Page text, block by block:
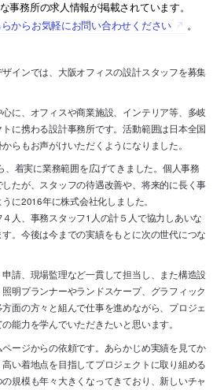
事務所の求人情報が掲載されています。
からお気軽にお問い合わせください
。
インでは、大阪オフィスの設計スタッフを募集
に、オフィスや商業施設、インテリア等、多岐
に携わる設計事務所です。活動範囲は日本全国
らもお声がけいただくようになりました。
、着実に業務範囲を広げてきました。個人事務
たが、スタッフの待遇改善や、将来的に長く事
に2016年に株式会社化しました。
人、事務スタッフ1人の計５人で協力しあいな
。今後は今までの実績をもとに次の世代につな
請、現場監理など一貫して担当し、また構造設
明プランナーやランドスケープ、グラフィック
面の方々と組んで仕事を進めながら、プロジェ
能力を学んでいただきたいと思います。
ージからの依頼です。あらかじめ実績を見てか
い着地点を目指してプロジェクトに取り組める
規模も年々大きくなってきており、新しいチャ